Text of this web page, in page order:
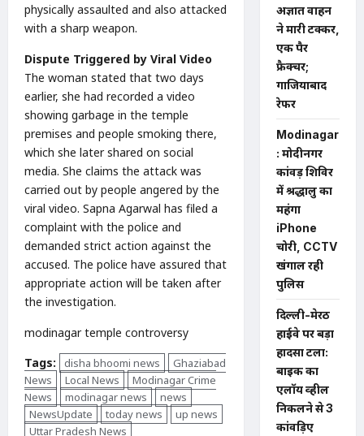
physically assaulted and also attacked
with a sharp weapon.
Dispute Triggered by Viral Video
The woman stated that two days
earlier, she had recorded a video
showing garbage in the temple
premises and people smoking there,
which she later shared on social
media. She claims the attack was
carried out by people angered by the
viral video. Sapna Agarwal has filed a
complaint with the police and
demanded strict action against the
accused. The police have assured that
appropriate action will be taken after
the investigation.
modinagar temple controversy
Tags:
disha bhoomi news
Ghaziabad
News
Local News
Modinagar Crime
News
modinagar news
news
NewsUpdate
today news
up news
Uttar Pradesh News
अज्ञात वाहन
ने मारी टक्कर,
एक पैर
फ्रैक्चर;
गाजियाबाद
रेफर
Modinagar
: मोदीनगर
कांवड़ शिविर
में श्रद्धालु का
महंगा
iPhone
चोरी, CCTV
खंगाल रही
पुलिस
दिल्ली-मेरठ
हाईवे पर बड़ा
हादसा टला:
बाइक का
एलॉय व्हील
निकलने से 3
कांवड़िए